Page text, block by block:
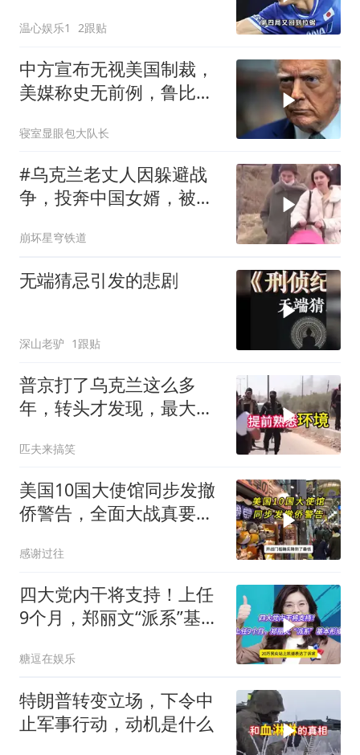
温心娱乐1 2跟贴
中方宣布无视美国制裁，
美媒称史无前例，鲁比
寝室显眼包大队长
#乌克兰老丈人因躲避战
争，投奔中国女婿，被眼
崩坏星穹铁道
无端猜忌引发的悲剧
深山老驴 1跟贴
普京打了乌克兰这么多
年，转头才发现，最大的
匹夫来搞笑
美国10国大使馆同步发撤
侨警告，全面大战真要来
感谢过往
四大党内干将支持！上任
9个月，郑丽文“派系”基本
糖逗在娱乐
特朗普转变立场，下令中
止军事行动，动机是什么